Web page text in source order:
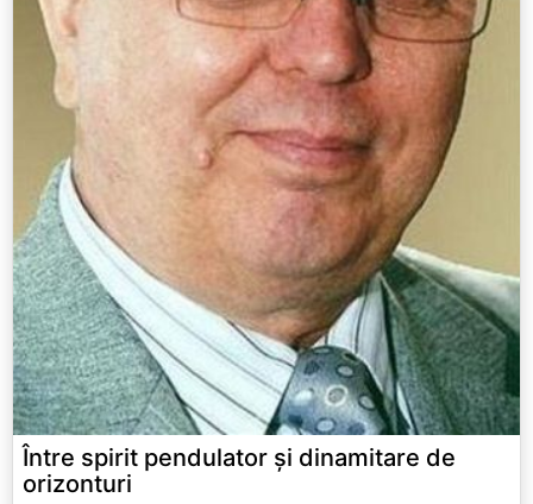
Între spirit pendulator şi dinamitare de
orizonturi